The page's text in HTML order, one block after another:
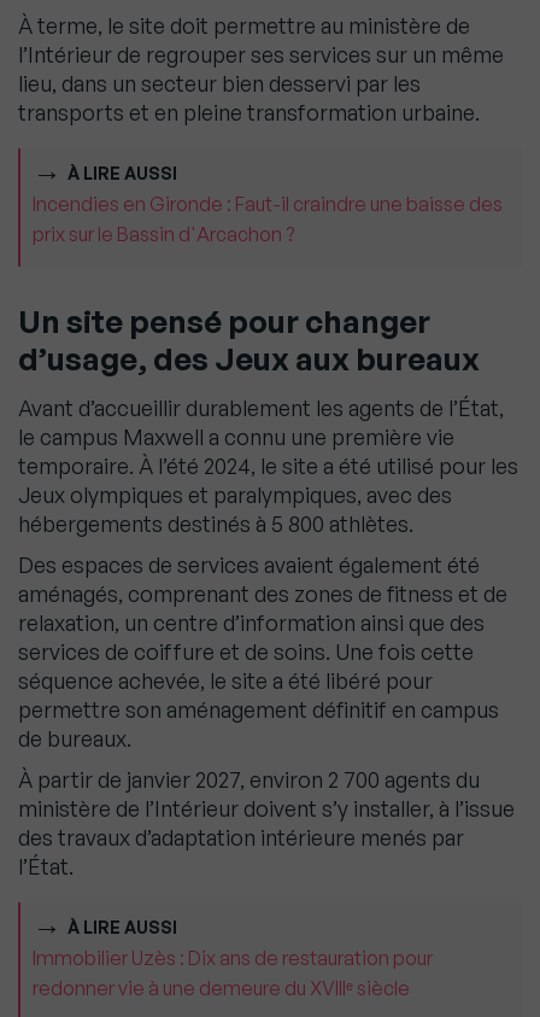
À terme, le site doit permettre au ministère de
l’Intérieur de regrouper ses services sur un même
lieu, dans un secteur bien desservi par les
transports et en pleine transformation urbaine.
À LIRE AUSSI
Incendies en Gironde : Faut-il craindre une baisse des
prix sur le Bassin d'Arcachon ?
Un site pensé pour changer
d’usage, des Jeux aux bureaux
Avant d’accueillir durablement les agents de l’État,
le campus Maxwell a connu une première vie
temporaire. À l’été 2024, le site a été utilisé pour les
Jeux olympiques et paralympiques, avec des
hébergements destinés à 5 800 athlètes.
Des espaces de services avaient également été
aménagés, comprenant des zones de fitness et de
relaxation, un centre d’information ainsi que des
services de coiffure et de soins. Une fois cette
séquence achevée, le site a été libéré pour
permettre son aménagement définitif en campus
de bureaux.
À partir de janvier 2027, environ 2 700 agents du
ministère de l’Intérieur doivent s’y installer, à l’issue
des travaux d’adaptation intérieure menés par
l’État.
À LIRE AUSSI
Immobilier Uzès : Dix ans de restauration pour
redonner vie à une demeure du XVIIIᵉ siècle